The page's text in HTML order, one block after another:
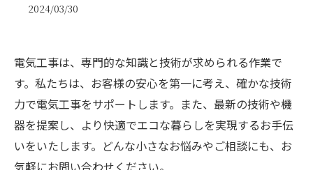
2024/03/30
電気工事は、専門的な知識と技術が求められる作業で
す。私たちは、お客様の安心を第一に考え、確かな技術
力で電気工事をサポートします。また、最新の技術や機
器を提案し、より快適でエコな暮らしを実現するお手伝
いをいたします。どんな小さなお悩みやご相談にも、お
気軽にお問い合わせください。